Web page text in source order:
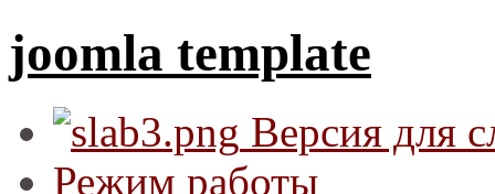
joomla template
Версия для
Режим работы